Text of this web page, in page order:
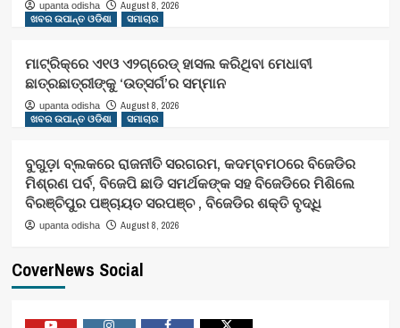
upanta odisha
August 8, 2026
ଖବର ଉପାନ୍ତ ଓଡିଶା
ସମାଚାର
ମାଟ୍ରିକ୍‌ରେ ଏ୧ଓ ଏ୨ଗ୍ରେଡ୍‌ ହାସଲ କରିଥିବା ମେଧାବୀ
ଛାତ୍ରଛାତ୍ରୀଙ୍କୁ ‘ଉତ୍ସର୍ଗ’ର ସମ୍ମାନ
upanta odisha
August 8, 2026
ଖବର ଉପାନ୍ତ ଓଡିଶା
ସମାଚାର
ବୁଗୁଡ଼ା ବ୍ଲକରେ ରାଜନୀତି ସରଗରମ, କଦମ୍ବମଠରେ ବିଜେଡିର
ମିଶ୍ରଣ ପର୍ବ, ବିଜେପି ଛାଡି ସମର୍ଥକଙ୍କ ସହ ବିଜେଡିରେ ମିଶିଲେ
ବିରଞ୍ଚିପୁର ପଞ୍ଚାୟତ ସରପଞ୍ଚ , ବିଜେଡିର ଶକ୍ତି ବୃଦ୍ଧି
upanta odisha August 8, 2026
CoverNews Social